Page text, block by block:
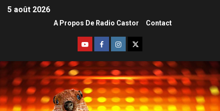
5 août 2026
A Propos De Radio Castor Contact